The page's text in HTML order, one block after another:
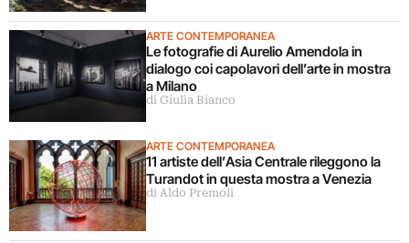
ARTE CONTEMPORANEA
Le fotografie di Aurelio Amendola in
dialogo coi capolavori dell’arte in mostra
a Milano
di Giulia Bianco
ARTE CONTEMPORANEA
11 artiste dell’Asia Centrale rileggono la
Turandot in questa mostra a Venezia
di Aldo Premoli